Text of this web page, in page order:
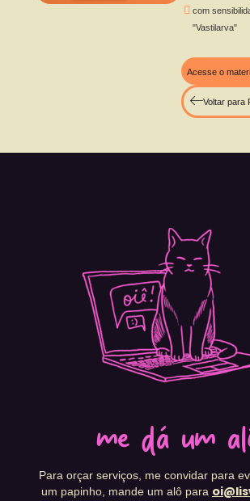
com
"Vastilarva"
Acesse o
Voltar para
me dá um
Para orçar serviços, me convidar para
um papinho, mande um alô para